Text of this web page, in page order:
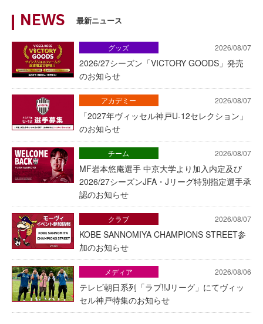
NEWS 最新ニュース
2026/08/07
2026/27シーズン「VICTORY GOODS」発売
のお知らせ
グッズ
2026/08/07
「2027年ヴィッセル神戸U-12セレクション」
のお知らせ
アカデミー
2026/08/07
MF岩本悠庵選手 中京大学より加入内定及び
2026/27シーズンJFA・Jリーグ特別指定選手承
認のお知らせ
チーム
2026/08/07
KOBE SANNOMIYA CHAMPIONS STREET参
加のお知らせ
クラブ
2026/08/06
テレビ朝日系列「ラブ!!Jリーグ」にてヴィッ
セル神戸特集のお知らせ
メディア